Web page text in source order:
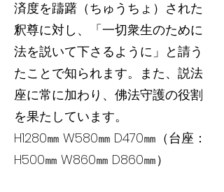
済度を躊躇（ちゅうちょ）された
釈尊に対し、「一切衆生のために
法を説いて下さるように」と請う
たことで知られます。また、説法
座に常に加わり、佛法守護の役割
を果たしています。
H1280㎜ W580㎜ D470㎜（台座：
H500㎜ W860㎜ D860㎜）